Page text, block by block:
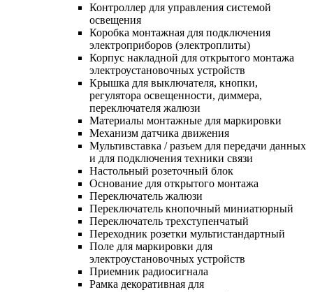
Контроллер для управления системой
освещения
Коробка монтажная для подключения
электроприборов (электроплиты)
Корпус накладной для открытого монтажа
электроустановочных устройств
Крышка для выключателя, кнопки,
регулятора освещенности, диммера,
переключателя жалюзи
Материалы монтажные для маркировки
Механизм датчика движения
Мультивставка / разъем для передачи данных
и для подключения техники связи
Настольный розеточный блок
Основание для открытого монтажа
Переключатель жалюзи
Переключатель кнопочный миниатюрный
Переключатель трехступенчатый
Переходник розетки мультистандартный
Поле для маркировки для
электроустановочных устройств
Приемник радиосигнала
Рамка декоративная для